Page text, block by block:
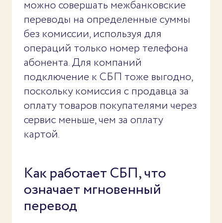
можно совершать межбанковские
переводы на определенные суммы
без комиссии, используя для
операций только номер телефона
абонента. Для компаний
подключение к СБП тоже выгодно,
поскольку комиссия с продавца за
оплату товаров покупателями через
сервис меньше, чем за оплату
картой.
Как работает СБП, что
означает мгновенный
перевод